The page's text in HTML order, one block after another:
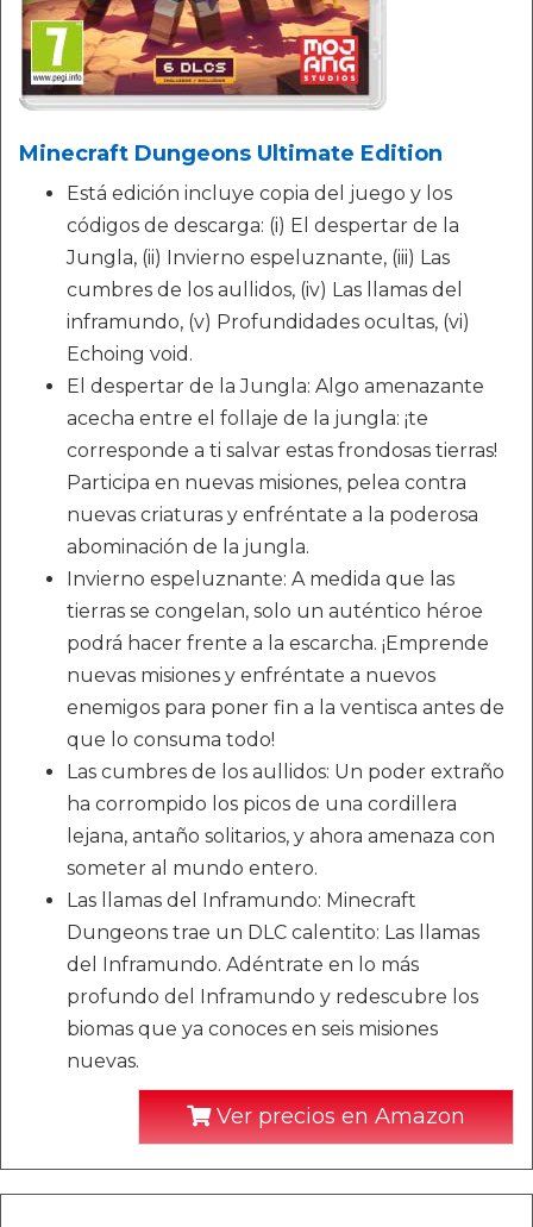
Minecraft Dungeons Ultimate Edition
Está edición incluye copia del juego y los
códigos de descarga: (i) El despertar de la
Jungla, (ii) Invierno espeluznante, (iii) Las
cumbres de los aullidos, (iv) Las llamas del
inframundo, (v) Profundidades ocultas, (vi)
Echoing void.
El despertar de la Jungla: Algo amenazante
acecha entre el follaje de la jungla: ¡te
corresponde a ti salvar estas frondosas tierras!
Participa en nuevas misiones, pelea contra
nuevas criaturas y enfréntate a la poderosa
abominación de la jungla.
Invierno espeluznante: A medida que las
tierras se congelan, solo un auténtico héroe
podrá hacer frente a la escarcha. ¡Emprende
nuevas misiones y enfréntate a nuevos
enemigos para poner fin a la ventisca antes de
que lo consuma todo!
Las cumbres de los aullidos: Un poder extraño
ha corrompido los picos de una cordillera
lejana, antaño solitarios, y ahora amenaza con
someter al mundo entero.
Las llamas del Inframundo: Minecraft
Dungeons trae un DLC calentito: Las llamas
del Inframundo. Adéntrate en lo más
profundo del Inframundo y redescubre los
biomas que ya conoces en seis misiones
nuevas.
Ver precios en Amazon